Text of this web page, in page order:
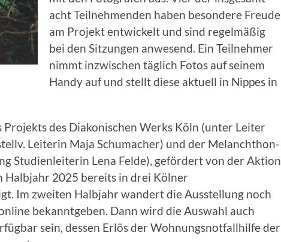
acht Teilnehmenden haben besondere Freude
am Projekt entwickelt und sind regelmäßig
bei den Sitzungen anwesend. Ein Teilnehmer
nimmt inzwischen täglich Fotos auf seinem
Handy auf und stellt diese aktuell in Nippes in
Projekts des Diakonischen Werks Köln (unter Leiter
Leiterin Maja Schumacher) und der Melanchthon-
Studienleiterin Lena Felde), gefördert von der Aktion
Halbjahr 2025 bereits in drei Kölner
Im zweiten Halbjahr wandert die Ausstellung noch
bekanntgeben. Dann wird die Auswahl auch
sein, dessen Erlös der Wohnungsnotfallhilfe der